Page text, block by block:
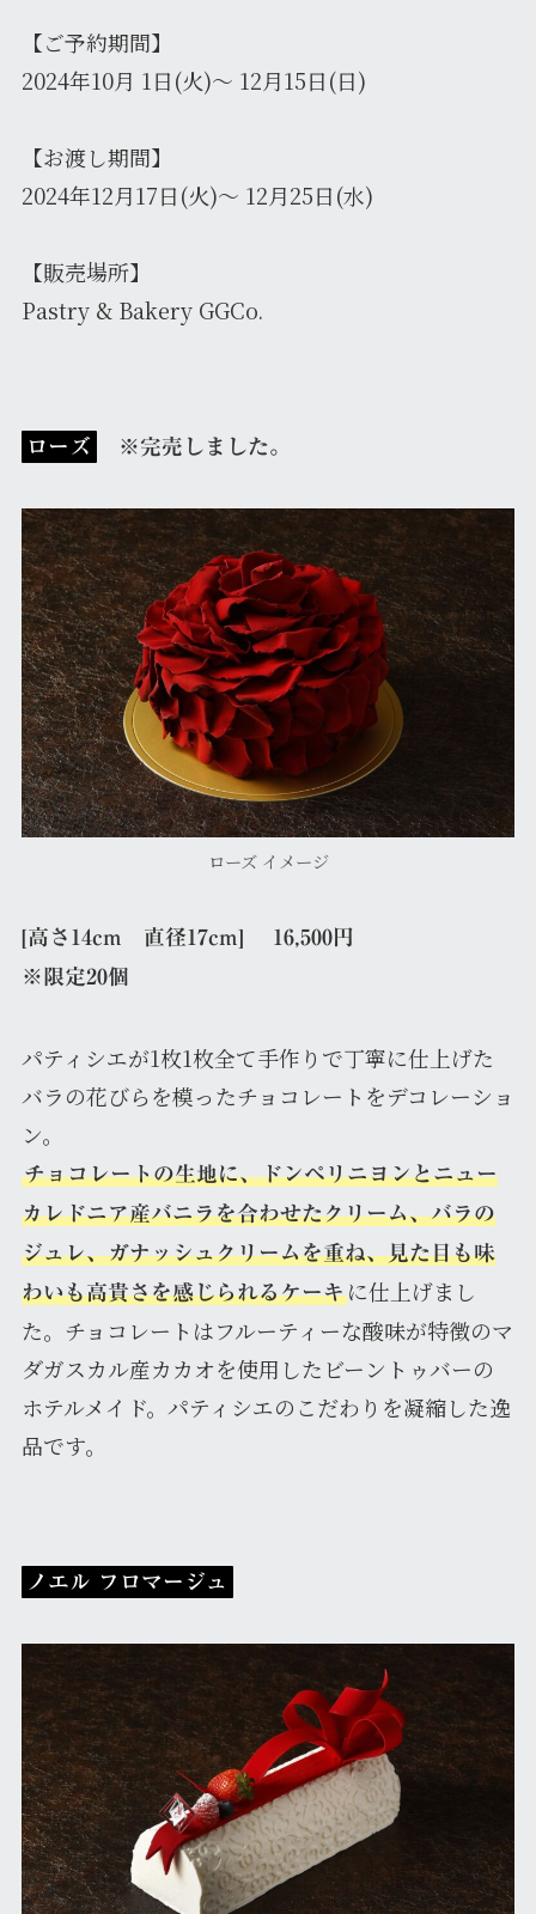
【ご予約期間】
2024年10月 1日(火)～ 12月15日(日)
【お渡し期間】
2024年12月17日(火)～ 12月25日(水)
【販売場所】
Pastry & Bakery GGCo.
ローズ ※完売しました。
ローズ イメージ
[高さ14cm 直径17cm] 16,500円
※限定20個
パティシエが1枚1枚全て手作りで丁寧に仕上げた
バラの花びらを模ったチョコレートをデコレーショ
ン。
チョコレートの生地に、ドンペリニヨンとニュー
カレドニア産バニラを合わせたクリーム、バラの
ジュレ、ガナッシュクリームを重ね、見た目も味
わいも高貴さを感じられるケーキに仕上げまし
た。チョコレートはフルーティーな酸味が特徴のマ
ダガスカル産カカオを使用したビーントゥバーの
ホテルメイド。パティシエのこだわりを凝縮した逸
品です。
ノエル フロマージュ